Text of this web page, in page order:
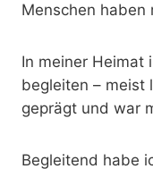
Menschen
In meiner Heimat
begleiten – meist
geprägt und war
Begleitend habe